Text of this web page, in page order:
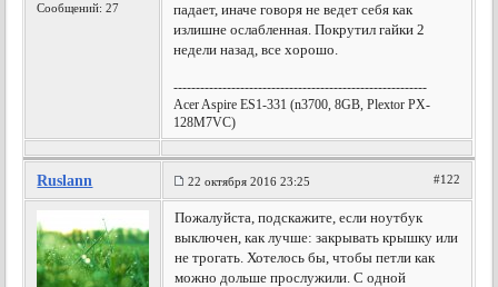
Сообщений: 27
падает, иначе говоря не ведет себя как
излишне ослабленная. Покрутил гайки 2
недели назад, все хорошо.
---------------------------------------------------------
Acer Aspire ES1-331 (n3700, 8GB, Plextor PX-
128M7VC)
Ruslann 22 октября 2016 23:25 #122
Пожалуйста, подскажите, если ноутбук
выключен, как лучше: закрывать крышку или
не трогать. Хотелось бы, чтобы петли как
можно дольше прослужили. С одной